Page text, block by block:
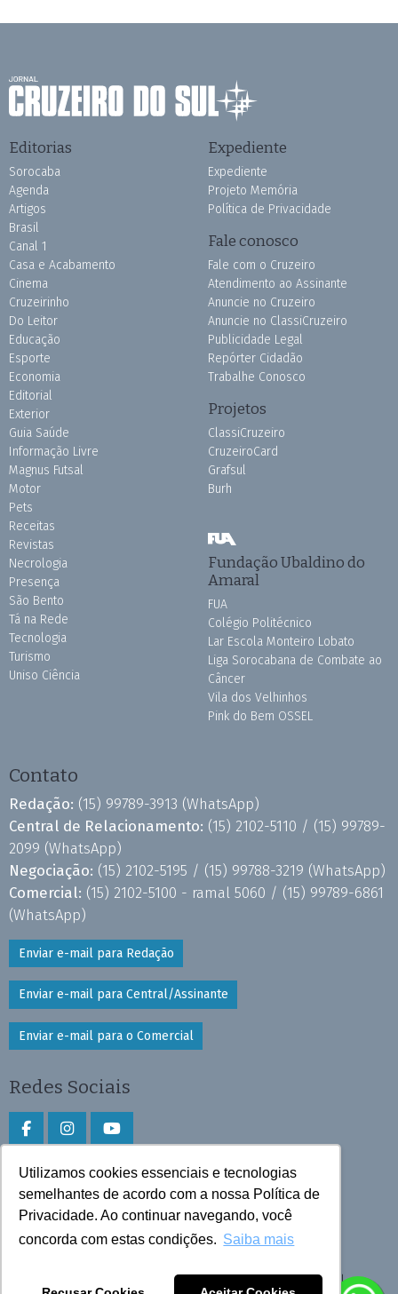
Utilizamos cookies essenciais e tecnologias
semelhantes de acordo com a nossa Política de
Privacidade. Ao continuar navegando, você
concorda com estas condições. Saiba mais
Editorias
Sorocaba
Agenda
Artigos
Brasil
Canal 1
Casa e Acabamento
Cinema
Cruzeirinho
Do Leitor
Educação
Esporte
Economia
Editorial
Exterior
Guia Saúde
Informação Livre
Magnus Futsal
Motor
Pets
Receitas
Revistas
Necrologia
Presença
São Bento
Tá na Rede
Tecnologia
Turismo
Uniso Ciência
Expediente
Expediente
Projeto Memória
Política de Privacidade
Fale conosco
Fale com o Cruzeiro
Atendimento ao Assinante
Anuncie no Cruzeiro
Anuncie no ClassiCruzeiro
Publicidade Legal
Repórter Cidadão
Trabalhe Conosco
Projetos
ClassiCruzeiro
CruzeiroCard
Grafsul
Burh
Fundação Ubaldino do
Amaral
FUA
Colégio Politécnico
Lar Escola Monteiro Lobato
Liga Sorocabana de Combate ao
Câncer
Vila dos Velhinhos
Pink do Bem OSSEL
Contato
Redação: (15) 99789-3913 (WhatsApp)
Central de Relacionamento: (15) 2102-5110 / (15) 99789-
2099 (WhatsApp)
Negociação: (15) 2102-5195 / (15) 99788-3219 (WhatsApp)
Comercial: (15) 2102-5100 - ramal 5060 / (15) 99789-6861
(WhatsApp)
Enviar e-mail para Redação
Enviar e-mail para Central/Assinante
Enviar e-mail para o Comercial
Redes Sociais
Faça download do aplicativo
Play Store e App Store
Todos os direitos reservados © 2026 Cruzeiro do Sul